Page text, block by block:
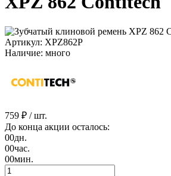
Артикул: XPZ862P
Наличие: много
759 ₽ / шт.
До конца акции осталось:
00дн.
00час.
00мин.